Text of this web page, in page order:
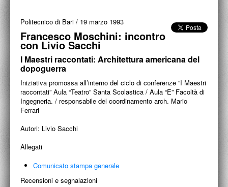
Politecnico di Bari / 19 marzo 1993
Francesco Moschini: incontro
con Livio Sacchi
I Maestri raccontati: Architettura americana del
dopoguerra
Iniziativa promossa all’interno del ciclo di conferenze “I Maestri
raccontati” Aula “Teatro” Santa Scolastica / Aula “E” Facoltà di
Ingegneria. / responsabile del coordinamento arch. Mario
Ferrari
Autori: Livio Sacchi
Allegati
Comunicato stampa generale
Recensioni e segnalazioni